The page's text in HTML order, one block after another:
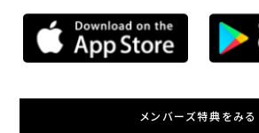
メンバーズ特典をみる